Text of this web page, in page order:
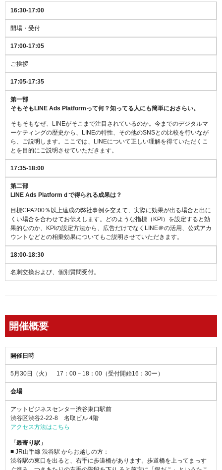
16:30-17:00
開場・受付
17:00-17:05
ご挨拶
17:05-17:35
第一部
そもそもLINE Ads Platformって何？知ってる人にも簡単におさらい。
そもそもなぜ、LINEがそこまで注目されているのか。今までのデジタルマ
ーケティングの歴史から、LINEの特性、その他のSNSとの比較を行いなが
ら、ご説明します。ここでは、LINEについて正しい理解を得ていただくこ
とを目的にご説明させていただきます。
17:35-18:00
第二部
LINE Ads Platformｄで得られる成果は？
目標CPA200％以上達成の弊社事例を交えて、実際に効果が出る場合と出に
くい場合を合わせてお伝えします。どのような指標（KPI）を設定すると効
果的なのか、KPIの設定方法から、広告だけでなくLINE＠の活用、公式アカ
ウントなどとの相乗効果についてもご説明させていただきます。
18:00-18:30
名刺交換および、個別質問受付。
開催概要
開催日時
5月30日（火） 17：00－18：00（受付開始16：30ー）
会場
アットビジネスセンター渋谷東口駅前
渋谷区渋谷2-22-8 名取ビル 4階
アクセス方法はこちら
「最寄り駅」
■ JR山手線 渋谷駅 からお越しの方：
渋谷駅の東口を出ると、右手に歩道橋があります。歩道橋を上ってまっす